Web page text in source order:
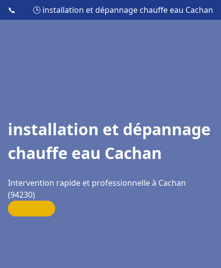
📞 🕒 installation et dépannage chauffe eau Cachan
installation et dépannage
chauffe eau Cachan
Intervention rapide et professionnelle à Cachan
(94230)